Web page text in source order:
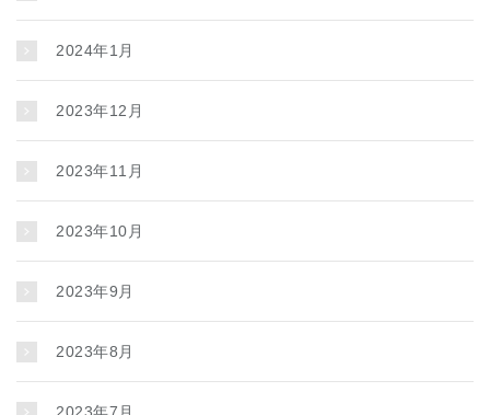
2024年1月
2023年12月
2023年11月
2023年10月
2023年9月
2023年8月
2023年7月